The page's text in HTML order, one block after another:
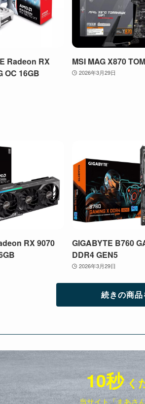
Radeon RX
OC 16GB
MSI MAG X870
2026年3月29日
RX 9070
GIGABYTE B760
DDR4 GEN5
2026年3月29日
続きの商品
10秒く
当サイト「まあさ